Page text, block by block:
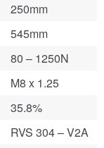
250mm
545mm
80 – 1250N
M8 x 1.25
35.8%
RVS 304 – V2A